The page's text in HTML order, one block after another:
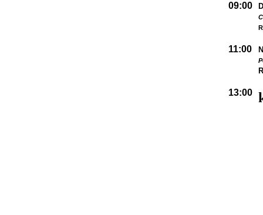
09:00
11:00
13:00